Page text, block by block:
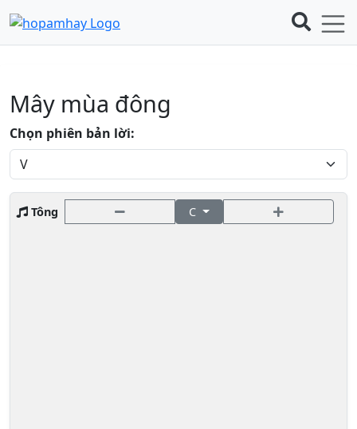
Mây mùa đông
Chọn phiên bản lời:
Tông C